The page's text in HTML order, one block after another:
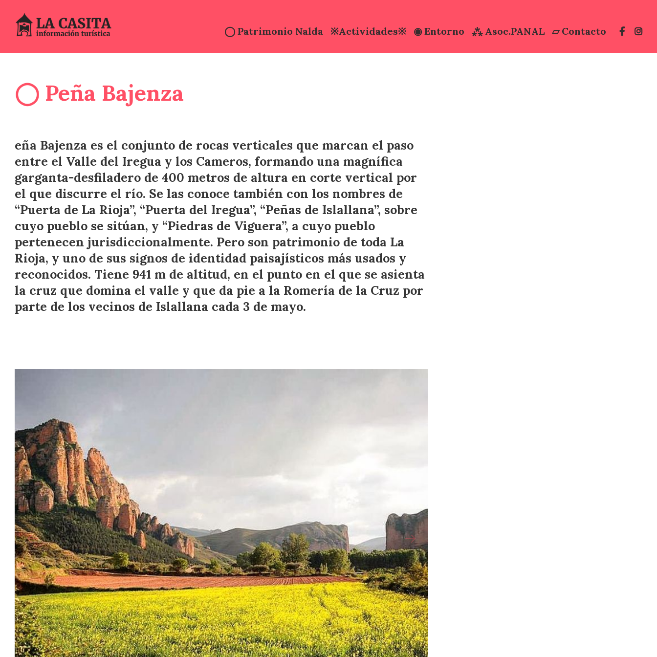
◯ Patrimonio Nalda ※Actividades※ ◉ Entorno ⁂ Asoc.PANAL ▱ Contacto
◯ Peña Bajenza
eña Bajenza es el conjunto de rocas verticales que marcan el paso
entre el Valle del Iregua y los Cameros, formando una magnífica
garganta-desfiladero de 400 metros de altura en corte vertical por
el que discurre el río. Se las conoce también con los nombres de
“Puerta de La Rioja”, “Puerta del Iregua”, “Peñas de Islallana”, sobre
cuyo pueblo se sitúan, y “Piedras de Viguera”, a cuyo pueblo
pertenecen jurisdiccionalmente. Pero son patrimonio de toda La
Rioja, y uno de sus signos de identidad paisajísticos más usados y
reconocidos. Tiene 941 m de altitud, en el punto en el que se asienta
la cruz que domina el valle y que da pie a la Romería de la Cruz por
parte de los vecinos de Islallana cada 3 de mayo.